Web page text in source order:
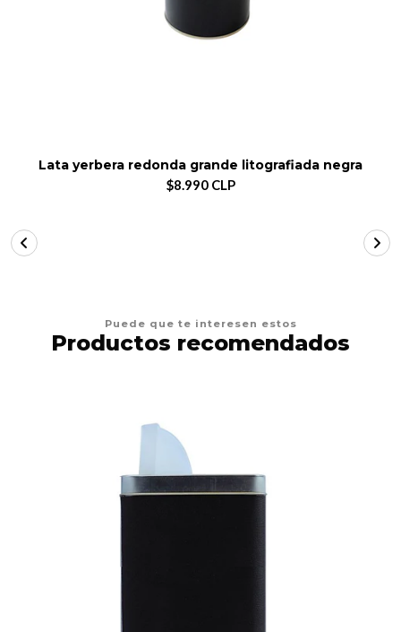
Lata yerbera redonda grande litografiada negra
$8.990 CLP
Puede que te interesen estos
Productos recomendados